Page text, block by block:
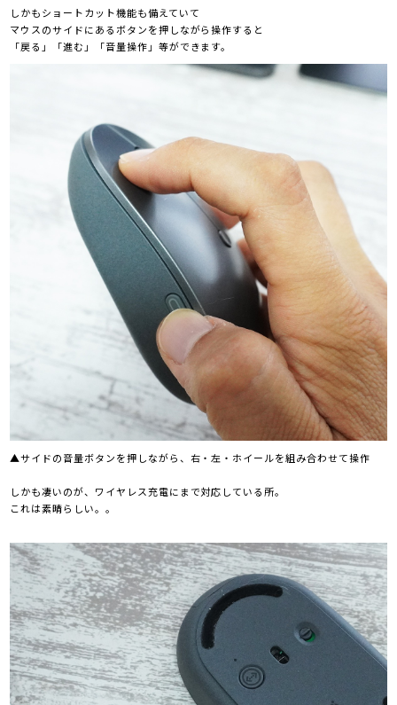
しかもショートカット機能も備えていて
マウスのサイドにあるボタンを押しながら操作すると
「戻る」「進む」「音量操作」等ができます。
▲サイドの音量ボタンを押しながら、右・左・ホイールを組み合わせて操作
しかも凄いのが、ワイヤレス充電にまで対応している所。
これは素晴らしい。。